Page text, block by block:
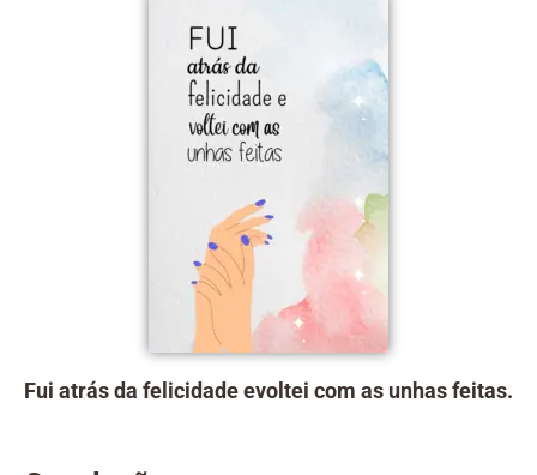
Fui atrás da felicidade evoltei com as unhas feitas.